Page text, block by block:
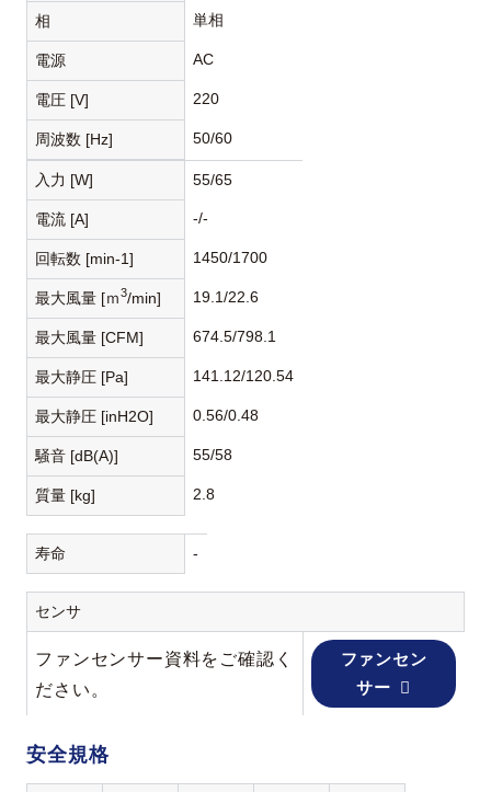
相 単相
電源 AC
電圧 [V] 220
周波数 [Hz] 50/60
入力 [W] 55/65
電流 [A] -/-
回転数 [min-1] 1450/1700
最大風量 [ｍ3/min] 19.1/22.6
最大風量 [CFM] 674.5/798.1
最大静圧 [Pa] 141.12/120.54
最大静圧 [inH2O] 0.56/0.48
騒音 [dB(A)] 55/58
質量 [kg] 2.8
寿命 -
センサ
ファンセンサー資料をご確認く
ださい。
ファンセン
サー
安全規格